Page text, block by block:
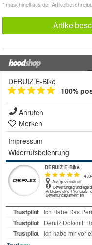
* maschinell aus der
DERUIZ E-Bike
100%
Anrufen
Merken
Impressum
Widerrufsbelehrung